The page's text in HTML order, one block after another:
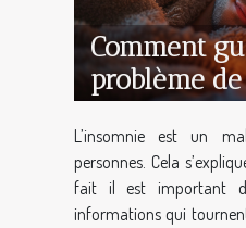
Comment
problème
L’insomnie est un
personnes. Cela
fait il est important
informations qui